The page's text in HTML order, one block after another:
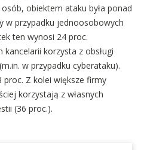
obiektem ataku była ponad
w przypadku jednoosobowych
ten wynosi 24 proc.
kancelarii korzysta z obsługi
w przypadku cyberataku).
Z kolei większe firmy
korzystają z własnych
(36 proc.).